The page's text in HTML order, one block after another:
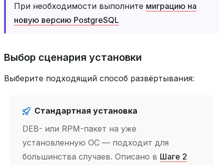
При необходимости выполните миграцию на
новую версию PostgreSQL
Выбор сценария установки
Выберите подходящий способ развёртывания:
Стандартная установка
DEB- или RPM-пакет на уже
установленную ОС — подходит для
большинства случаев. Описано в Шаге 2